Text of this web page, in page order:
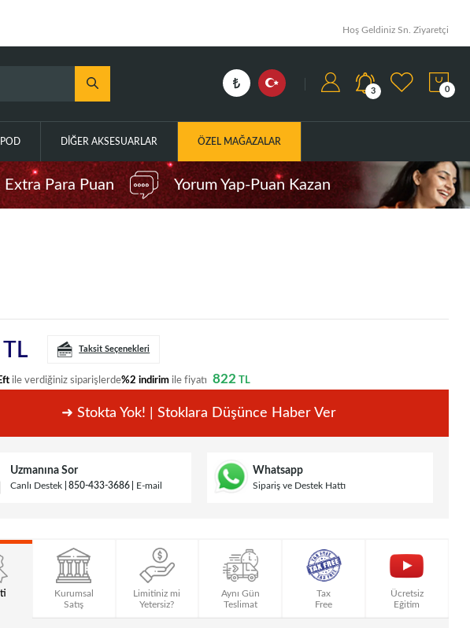
Hoş Geldiniz Sn. Ziyaretçi
3 0
DIĞER AKSESUARLAR ÖZEL MAĞAZALAR
Para Puan Yorum Yap-Puan Kazan
TL Taksit Seçenekleri
ile verdiğiniz siparişlerde%2 indirim ile fiyatı 822 TL
➜ Stokta Yok! | Stoklara Düşünce Haber Ver
Uzmanına Sor
Canlı Destek 850-433-3686 E-mail
Whatsapp
Sipariş ve Destek Hattı
Kurumsal
Satış
Limitiniz mi
Yetersiz?
Aynı Gün
Teslimat
Tax
Free
Ücretsiz
Eğitim